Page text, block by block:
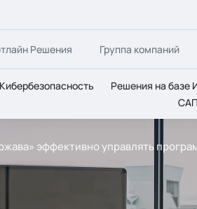
Решения Группа компаний
Кибербезопасность Решения на базе
эффективно управлять